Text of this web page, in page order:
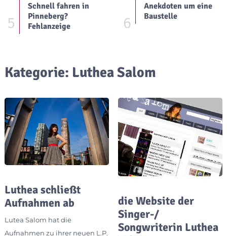
5
Schnell fahren in
Pinneberg?
Fehlanzeige
6
Anekdoten um eine
Baustelle
Kategorie: Luthea Salom
Luthea schließt
Aufnahmen ab
Lutea Salom hat die
Aufnahmen zu ihrer neuen L.P.
die Website der
Singer-/
Songwriterin Luthea